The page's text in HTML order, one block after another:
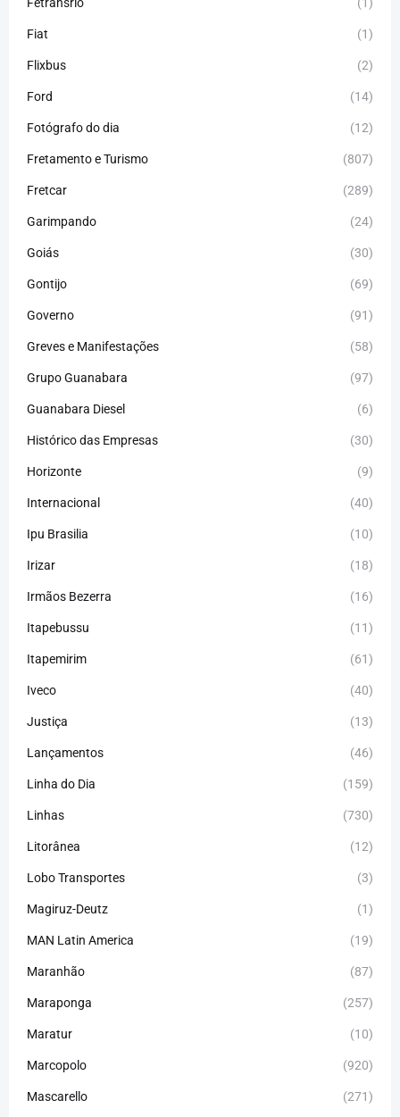
Fetransrio (1)
Fiat (1)
Flixbus (2)
Ford (14)
Fotógrafo do dia (12)
Fretamento e Turismo (807)
Fretcar (289)
Garimpando (24)
Goiás (30)
Gontijo (69)
Governo (91)
Greves e Manifestações (58)
Grupo Guanabara (97)
Guanabara Diesel (6)
Histórico das Empresas (30)
Horizonte (9)
Internacional (40)
Ipu Brasilia (10)
Irizar (18)
Irmãos Bezerra (16)
Itapebussu (11)
Itapemirim (61)
Iveco (40)
Justiça (13)
Lançamentos (46)
Linha do Dia (159)
Linhas (730)
Litorânea (12)
Lobo Transportes (3)
Magiruz-Deutz (1)
MAN Latin America (19)
Maranhão (87)
Maraponga (257)
Maratur (10)
Marcopolo (920)
Mascarello (271)